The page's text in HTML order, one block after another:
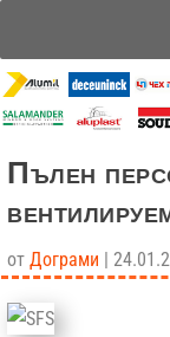
Пълен
от Дограми |